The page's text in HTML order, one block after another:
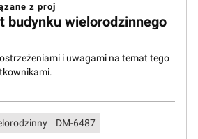
z proj
budynku wielorodzinnego
i uwagami na temat tego
DM-6487